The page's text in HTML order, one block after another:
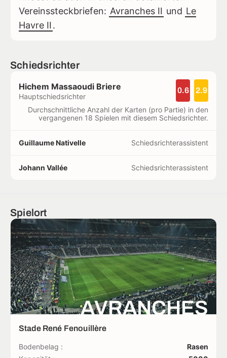
Vereinssteckbriefen: Avranches II und Le
Havre II.
Schiedsrichter
Hichem Massaoudi Briere
Hauptschiedsrichter
0.6 2.9
Durchschnittliche Anzahl der Karten (pro Partie) in den
vergangenen 18 Spielen mit diesem Schiedsrichter.
Guillaume Nativelle Schiedsrichterassistent
Johann Vallée Schiedsrichterassistent
Spielort
AVRANCHES
Stade René Fenouillère
Bodenbelag :
Rasen